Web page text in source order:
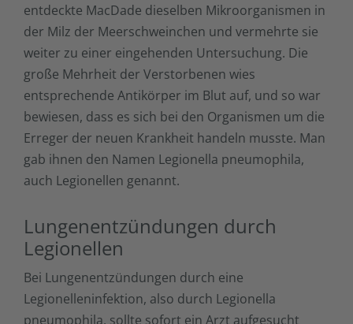
entdeckte MacDade dieselben Mikroorganismen in
der Milz der Meerschweinchen und vermehrte sie
weiter zu einer eingehenden Untersuchung. Die
große Mehrheit der Verstorbenen wies
entsprechende Antikörper im Blut auf, und so war
bewiesen, dass es sich bei den Organismen um die
Erreger der neuen Krankheit handeln musste. Man
gab ihnen den Namen Legionella pneumophila,
auch Legionellen genannt.
Lungenentzündungen durch
Legionellen
Bei Lungenentzündungen durch eine
Legionelleninfektion, also durch Legionella
pneumophila, sollte sofort ein Arzt aufgesucht